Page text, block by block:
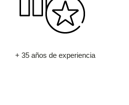
+ 35 años de experiencia